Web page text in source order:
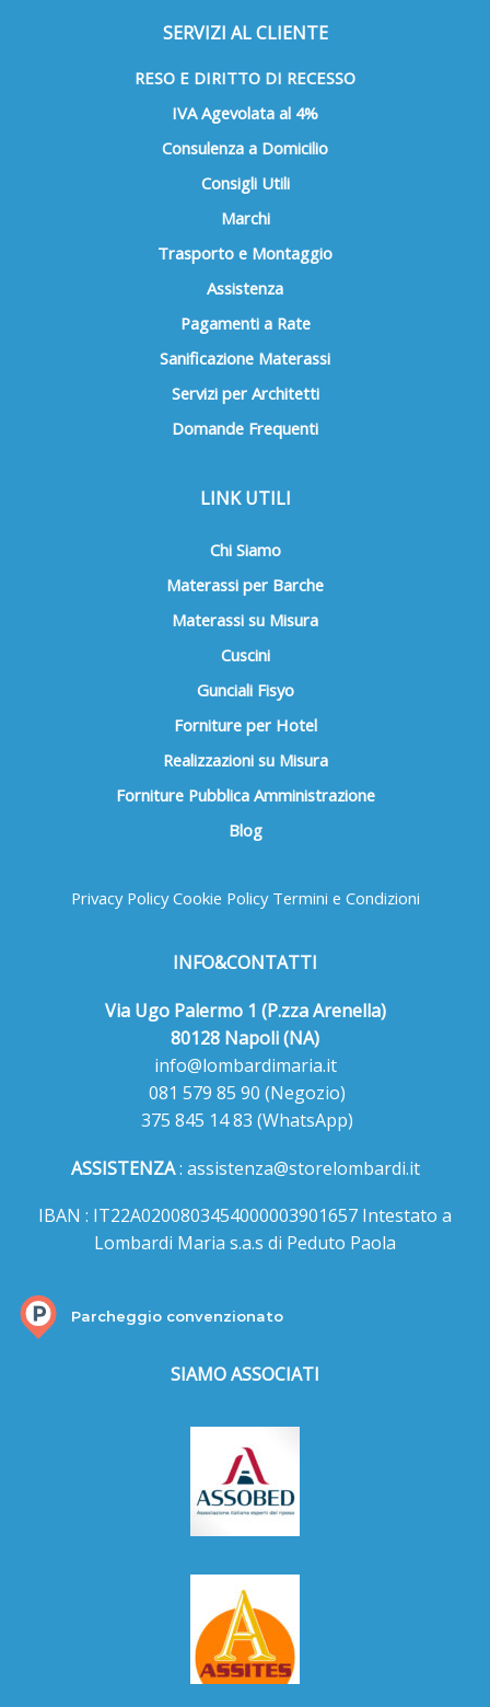
SERVIZI AL CLIENTE
RESO E DIRITTO DI RECESSO
IVA Agevolata al 4%
Consulenza a Domicilio
Consigli Utili
Marchi
Trasporto e Montaggio
Assistenza
Pagamenti a Rate
Sanificazione Materassi
Servizi per Architetti
Domande Frequenti
LINK UTILI
Chi Siamo
Materassi per Barche
Materassi su Misura
Cuscini
Gunciali Fisyo
Forniture per Hotel
Realizzazioni su Misura
Forniture Pubblica Amministrazione
Blog
Privacy Policy Cookie Policy Termini e Condizioni
INFO&CONTATTI
Via Ugo Palermo 1 (P.zza Arenella)
80128 Napoli (NA)
info@lombardimaria.it
081 579 85 90 (Negozio)
375 845 14 83 (WhatsApp)
ASSISTENZA: assistenza@storelombardi.it
IBAN : IT22A0200803454000003901657 Intestato a
Lombardi Maria s.a.s di Peduto Paola
Parcheggio convenzionato
SIAMO ASSOCIATI